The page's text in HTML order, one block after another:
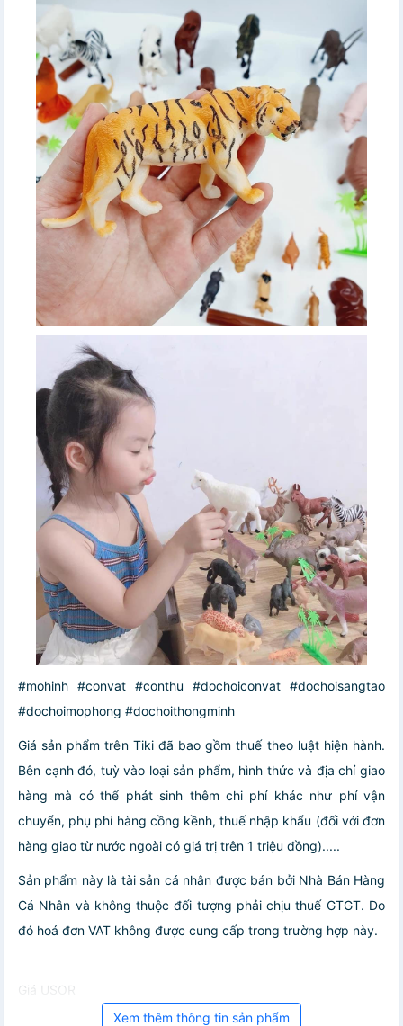
#mohinh #convat #conthu #dochoiconvat #dochoisangtao
#dochoimophong #dochoithongminh
Giá sản phẩm trên Tiki đã bao gồm thuế theo luật hiện hành.
Bên cạnh đó, tuỳ vào loại sản phẩm, hình thức và địa chỉ giao
hàng mà có thể phát sinh thêm chi phí khác như phí vận
chuyển, phụ phí hàng cồng kềnh, thuế nhập khẩu (đối với đơn
hàng giao từ nước ngoài có giá trị trên 1 triệu đồng).....
Sản phẩm này là tài sản cá nhân được bán bởi Nhà Bán Hàng
Cá Nhân và không thuộc đối tượng phải chịu thuế GTGT. Do
đó hoá đơn VAT không được cung cấp trong trường hợp này.
Giá USOR
Xem thêm thông tin sản phẩm